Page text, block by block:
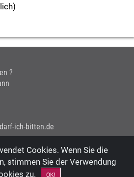
?
ich-bitten.de
Cookies. Wenn Sie die
stimmen Sie der Verwendung
zu.
OK!